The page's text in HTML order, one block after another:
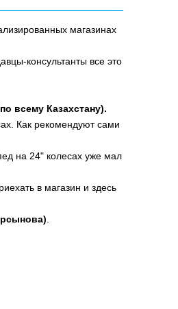
магазинах
консультанты все это
всему Казахстану).
Как рекомендуют сами
на 24" колесах уже мал
в магазин и здесь